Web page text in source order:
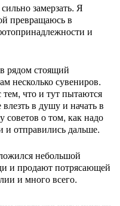
замерзать. Я
превращаюсь в
и
рядом стоящий
несколько сувениров.
что и тут пытаются
в душу и начать в
советов о том, как надо
отправились дальше.
небольшой
и продают потрясающей
и много всего.